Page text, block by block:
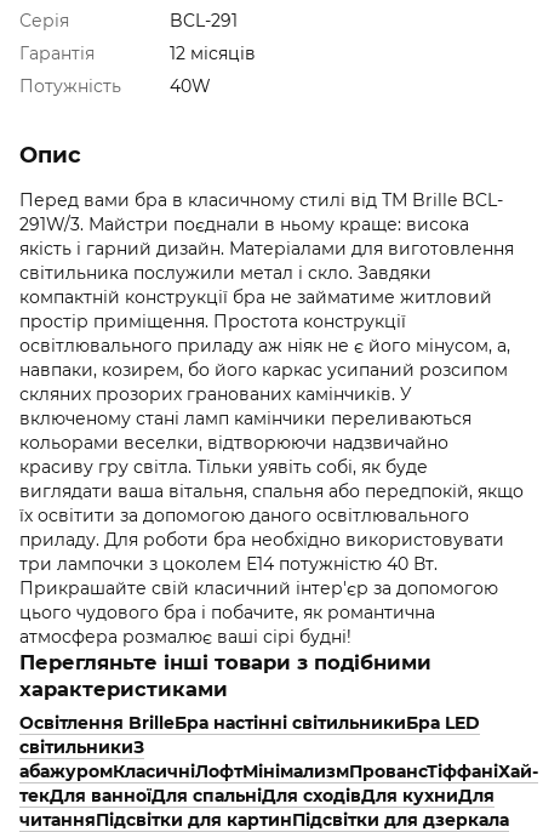
Серія
BCL-291
Гарантія
12 місяців
Потужність
40W
Опис
Перед вами бра в класичному стилі від ТМ Brille BCL-
291W/3. Майстри поєднали в ньому краще: висока
якість і гарний дизайн. Матеріалами для виготовлення
світильника послужили метал і скло. Завдяки
компактній конструкції бра не займатиме житловий
простір приміщення. Простота конструкції
освітлювального приладу аж ніяк не є його мінусом, а,
навпаки, козирем, бо його каркас усипаний розсипом
скляних прозорих гранованих камінчиків. У
включеному стані ламп камінчики переливаються
кольорами веселки, відтворюючи надзвичайно
красиву гру світла. Тільки уявіть собі, як буде
виглядати ваша вітальня, спальня або передпокій, якщо
їх освітити за допомогою даного освітлювального
приладу. Для роботи бра необхідно використовувати
три лампочки з цоколем Е14 потужністю 40 Вт.
Прикрашайте свій класичний інтер'єр за допомогою
цього чудового бра і побачите, як романтична
атмосфера розмалює ваші сірі будні!
Перегляньте інші товари з подібними
характеристиками
Освітлення BrilleБра настінні світильникиБра LED
світильникиЗ
абажуромКласичніЛофтМінімализмПровансТіффаніХай-
текДля ванноїДля спальніДля сходівДля кухниДля
читанняПідсвітки для картинПідсвітки для дзеркала